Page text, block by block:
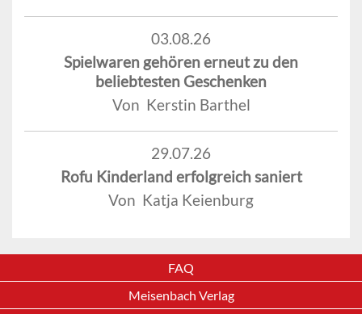
03.08.26
Spielwaren gehören erneut zu den
beliebtesten Geschenken
Von Kerstin Barthel
29.07.26
Rofu Kinderland erfolgreich saniert
Von Katja Keienburg
FAQ
Meisenbach Verlag